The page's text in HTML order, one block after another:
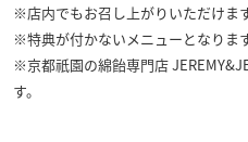
※店内でもお召し上がりいただけます
※特典が付かないメニューとなります
※京都祇園の綿飴専門店
す。